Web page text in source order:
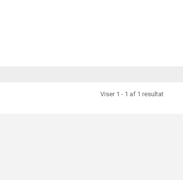
Viser 1 - 1 af 1 resultat